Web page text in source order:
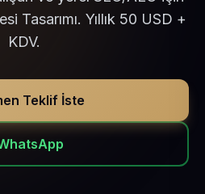
Tasarımı. Yıllık 50 USD +
KDV.
Teklif İste